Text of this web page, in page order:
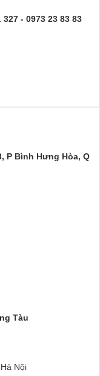
327 - 0973 23 83 83
P Bình Hưng Hòa, Q
Tàu
Nội